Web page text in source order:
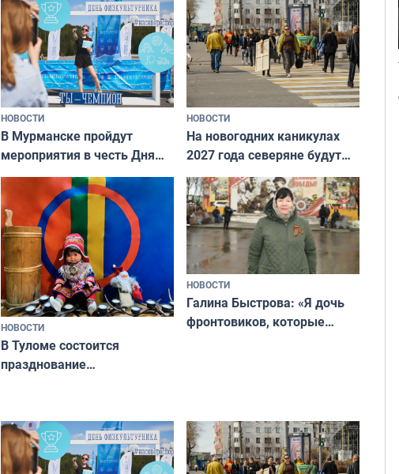
НОВОСТИ
В Мурманске пройдут
мероприятия в честь Дня
физкультурника
НОВОСТИ
На новогодних каникулах
2027 года северяне будут
отдыхать 11 дней
НОВОСТИ
В Туломе состоится
празднование
НОВОСТИ
Галина Быстрова: «Я дочь
фронтовиков, которые